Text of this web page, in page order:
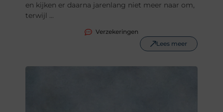
en kijken er daarna jarenlang niet meer naar om,
terwijl ...
Verzekeringen
Lees meer